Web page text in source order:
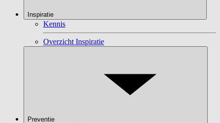
Inspiratie
Kennis
Overzicht Inspiratie
Preventie